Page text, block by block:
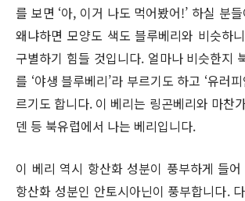
를 보면 ‘아, 이거 나도 먹어봤어!’ 하실 분
왜냐하면 모양도 색도 블루베리와 비슷하
구별하기 힘들 것입니다. 얼마나 비슷한지
를 ‘야생 블루베리’라 부르기도 하고 ‘유러
르기도 합니다. 이 베리는 링곤베리와 마찬
덴 등 북유럽에서 나는 베리입니다.
이 베리 역시 항산화 성분이 풍부하게 들
항산화 성분인 안토시아닌이 풍부합니다.